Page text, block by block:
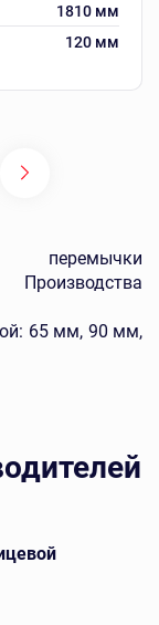
1810 мм
120 мм
Производства
65 мм, 90 мм,